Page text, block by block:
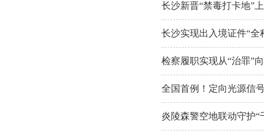
长沙新晋“禁毒打卡地”
长沙实现出入境证件“全
检察履职实现从“治罪”
全国首例！定向光源信
炎陵森警空地联动守护“